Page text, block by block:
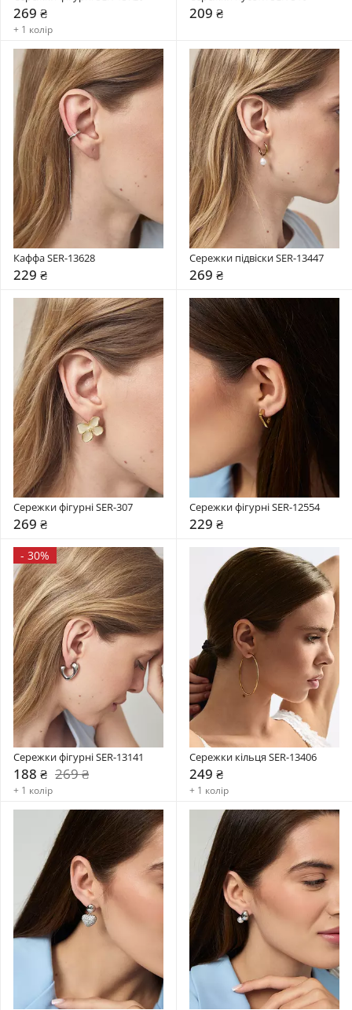
269 ₴
+ 1 колір
209 ₴
Каффа SER-13628
229 ₴
Сережки підвіски SER-13447
269 ₴
Сережки фігурні SER-307
269 ₴
Сережки фігурні SER-12554
229 ₴
- 30%
Сережки фігурні SER-13141
188 ₴ 269 ₴
+ 1 колір
Сережки кільця SER-13406
249 ₴
+ 1 колір